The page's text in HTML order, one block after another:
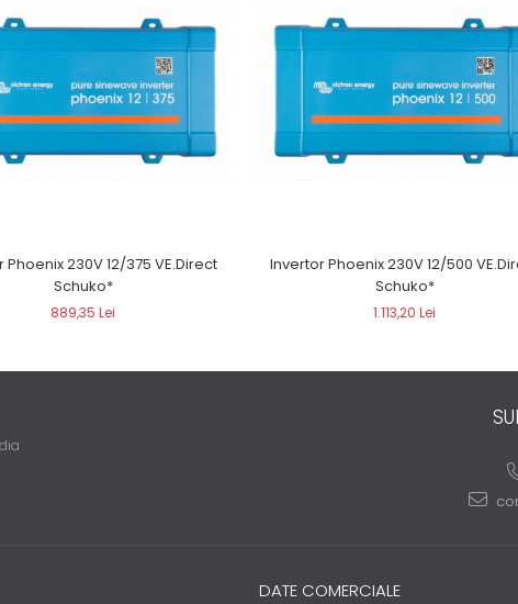
Phoenix 230V 12/375 VE.Direct
Schuko*
889,35 Lei
Invertor Phoenix 230V 12/500
Schuko*
1.113,20 Lei
DATE COMERCIALE